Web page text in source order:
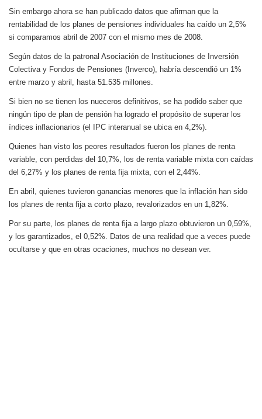
Sin embargo ahora se han publicado datos que afirman que la
rentabilidad de los planes de pensiones individuales ha caído un 2,5%
si comparamos abril de 2007 con el mismo mes de 2008.
Según datos de la patronal Asociación de Instituciones de Inversión
Colectiva y Fondos de Pensiones (Inverco), habría descendió un 1%
entre marzo y abril, hasta 51.535 millones.
Si bien no se tienen los nueceros definitivos, se ha podido saber que
ningún tipo de plan de pensión ha logrado el propósito de superar los
índices inflacionarios (el IPC interanual se ubica en 4,2%).
Quienes han visto los peores resultados fueron los planes de renta
variable, con perdidas del 10,7%, los de renta variable mixta con caídas
del 6,27% y los planes de renta fija mixta, con el 2,44%.
En abril, quienes tuvieron ganancias menores que la inflación han sido
los planes de renta fija a corto plazo, revalorizados en un 1,82%.
Por su parte, los planes de renta fija a largo plazo obtuvieron un 0,59%,
y los garantizados, el 0,52%. Datos de una realidad que a veces puede
ocultarse y que en otras ocaciones, muchos no desean ver.